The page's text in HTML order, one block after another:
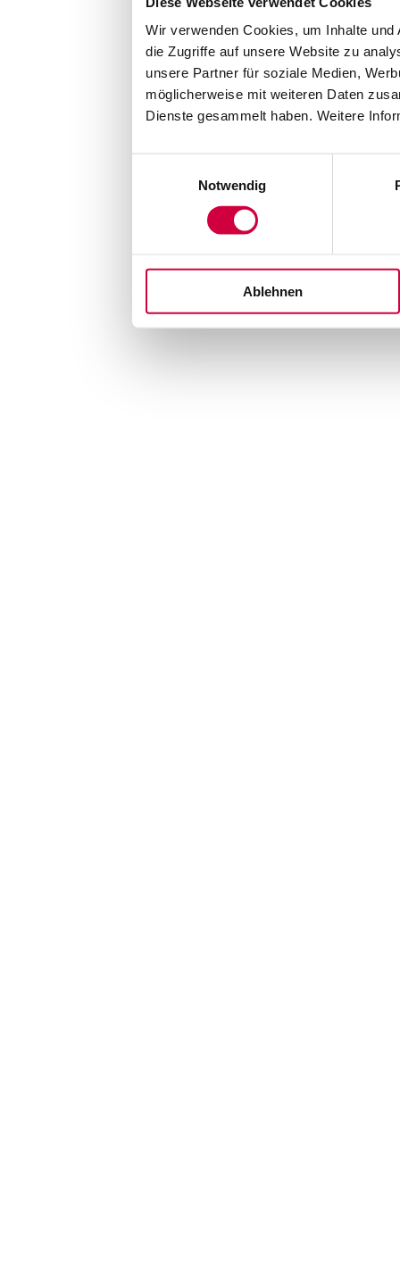
Wir verwenden Cookies, um Inhalte
die Zugriffe auf unsere Website zu
unsere Partner für soziale Medien,
möglicherweise mit weiteren Daten
Dienste gesammelt haben. Weitere
Notwendig
Ablehnen